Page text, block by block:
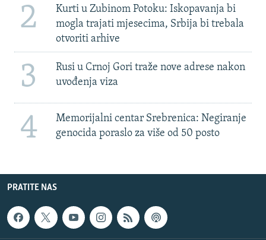
2
Kurti u Zubinom Potoku: Iskopavanja bi
mogla trajati mjesecima, Srbija bi trebala
otvoriti arhive
3
Rusi u Crnoj Gori traže nove adrese nakon
uvođenja viza
4
Memorijalni centar Srebrenica: Negiranje
genocida poraslo za više od 50 posto
PRATITE NAS